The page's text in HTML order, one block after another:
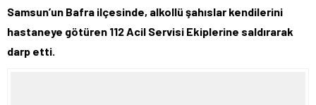
55,0063
Samsun’un Bafra ilçesinde, alkollü şahıslar kendilerini
hastaneye götüren 112 Acil Servisi Ekiplerine saldırarak
darp etti.